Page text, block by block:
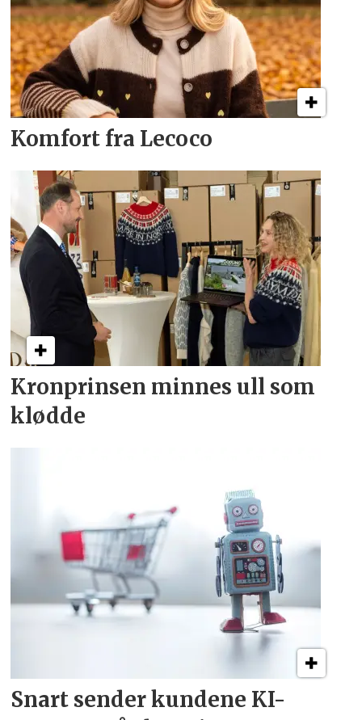
Komfort fra Lecoco
Kronprinsen minnes ull som
klødde
Snart sender kundene KI-